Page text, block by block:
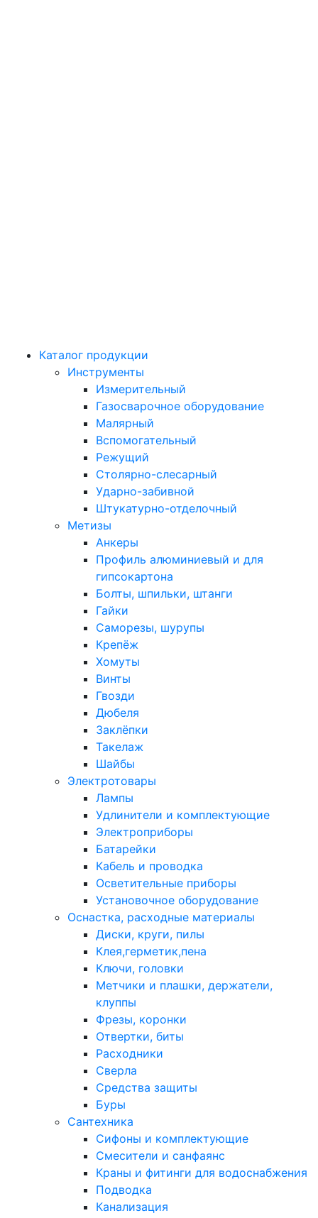
Каталог продукции
Инструменты
Измерительный
Газосварочное оборудование
Малярный
Вспомогательный
Режущий
Столярно-слесарный
Ударно-забивной
Штукатурно-отделочный
Метизы
Анкеры
Профиль алюминиевый и для
гипсокартона
Болты, шпильки, штанги
Гайки
Саморезы, шурупы
Крепёж
Хомуты
Винты
Гвозди
Дюбеля
Заклёпки
Такелаж
Шайбы
Электротовары
Лампы
Удлинители и комплектующие
Электроприборы
Батарейки
Кабель и проводка
Осветительные приборы
Установочное оборудование
Оснастка, расходные материалы
Диски, круги, пилы
Клея,герметик,пена
Ключи, головки
Метчики и плашки, держатели,
клуппы
Фрезы, коронки
Отвертки, биты
Расходники
Сверла
Средства защиты
Буры
Сантехника
Сифоны и комплектующие
Смесители и санфаянс
Краны и фитинги для водоснабжения
Подводка
Канализация